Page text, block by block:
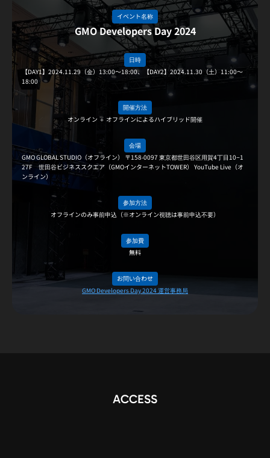
イベント名称
GMO Developers Day 2024
日時
【DAY1】2024.11.29（金）13:00〜18:00、【DAY2】2024.11.30（土）11:00〜
18:00
開催方法
オンライン ＋ オフラインによるハイブリッド開催
会場
GMO GLOBAL STUDIO（オフライン） 〒158-0097 東京都世田谷区用賀4丁目10−1
27F 世田谷ビジネススクエア（GMOインターネットTOWER） YouTube Live（オ
ンライン）
参加方法
オフラインのみ事前申込（※オンライン視聴は事前申込不要）
参加費
無料
お問い合わせ
GMO Developers Day 2024 運営事務局
ACCESS